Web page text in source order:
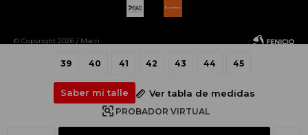
39 40 41 42 43 44 45
Saber mi talle Ver tabla de medidas
PROBADOR VIRTUAL
© Copyright 2026 / Macri